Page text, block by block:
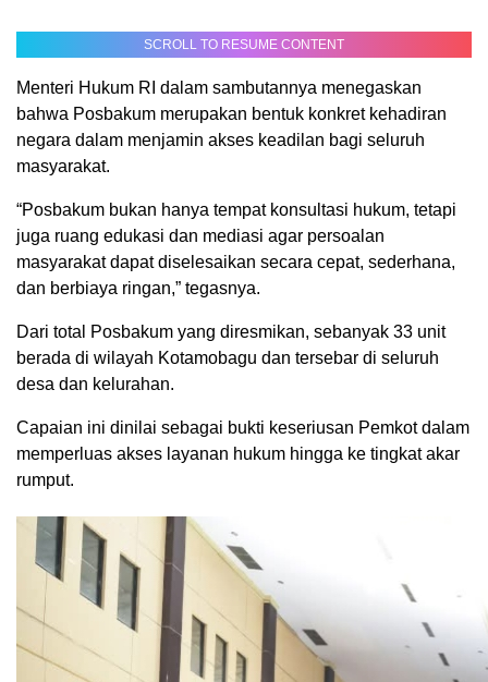
SCROLL TO RESUME CONTENT
Menteri Hukum RI dalam sambutannya menegaskan
bahwa Posbakum merupakan bentuk konkret kehadiran
negara dalam menjamin akses keadilan bagi seluruh
masyarakat.
“Posbakum bukan hanya tempat konsultasi hukum, tetapi
juga ruang edukasi dan mediasi agar persoalan
masyarakat dapat diselesaikan secara cepat, sederhana,
dan berbiaya ringan,” tegasnya.
Dari total Posbakum yang diresmikan, sebanyak 33 unit
berada di wilayah Kotamobagu dan tersebar di seluruh
desa dan kelurahan.
Capaian ini dinilai sebagai bukti keseriusan Pemkot dalam
memperluas akses layanan hukum hingga ke tingkat akar
rumput.